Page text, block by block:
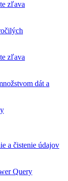
Query